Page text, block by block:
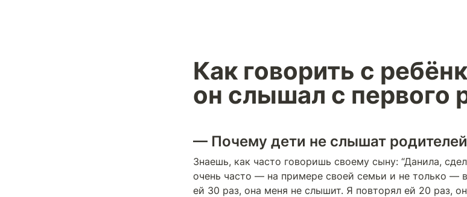
Как говорить с
он слышал с первого
— Почему дети не слышат
Знаешь, как часто говоришь своему сыну: “Данила,
очень часто — на примере своей семьи и не только —
ей 30 раз, она меня не слышит. Я повторял ей 20 раз,